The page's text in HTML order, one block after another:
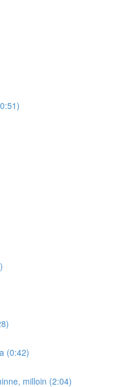
(0:42)
milloin (2:04)